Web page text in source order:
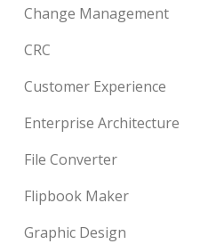
Change Management
CRC
Customer Experience
Enterprise Architecture
File Converter
Flipbook Maker
Graphic Design